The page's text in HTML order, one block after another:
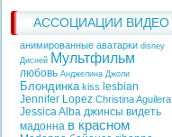
АССОЦИАЦИИ ВИДЕО
анимированные аватарки disney
Дисней Мультфильм
любовь Анджелина Джоли
Блондинка kiss lesbian
Jennifer Lopez Christina Aguilera
Jessica Alba джинсы видеть
мадонна в красном